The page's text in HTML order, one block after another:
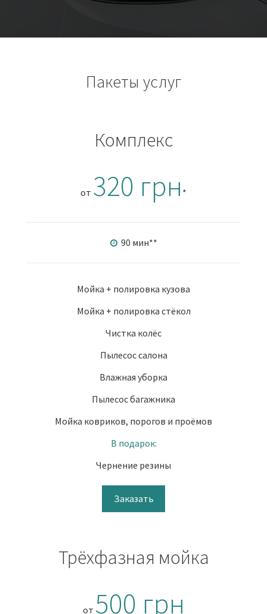
Пакеты услуг
Комплекс
от 320 грн *
90 мин**
Мойка + полировка кузова
Мойка + полировка стёкол
Чистка колёс
Пылесос салона
Влажная уборка
Пылесос багажника
Мойка ковриков, порогов и проёмов
В подарок:
Чернение резины
Заказать
Трёхфазная мойка
от 500 грн